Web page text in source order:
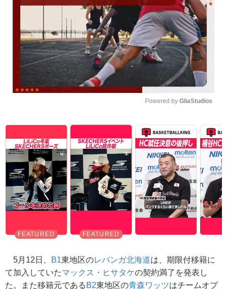
Powered by GliaStudios
5月12日、 B1東地区のレバンガ北海道は、期限付移籍に
て加入していたマックス・ヒサタケの契約満了を発表し
た。また移籍元である B2東地区の青森ワッツはチームオプ